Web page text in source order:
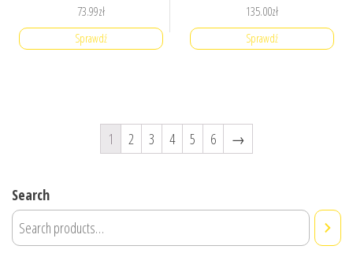
73.99zł
Sprawdź
135.00zł
Sprawdź
1 2 3 4 5 6 →
Search